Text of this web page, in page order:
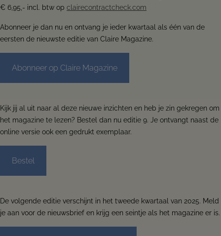
€ 6,95,- incl. btw op clairecontractcheck.com
Abonneer je dan nu en ontvang je ieder kwartaal als één van de
eersten de nieuwste editie van Claire Magazine.
Abonneer op Claire Magazine
Kijk jij al uit naar al deze nieuwe inzichten en heb je zin gekregen om
het magazine te lezen? Bestel dan nu editie 9. Je ontvangt naast de
online versie ook een gedrukt exemplaar.
Bestel
De volgende editie verschijnt in het tweede kwartaal van 2025. Meld
je aan voor de nieuwsbrief en krijg een seintje als het magazine er is.